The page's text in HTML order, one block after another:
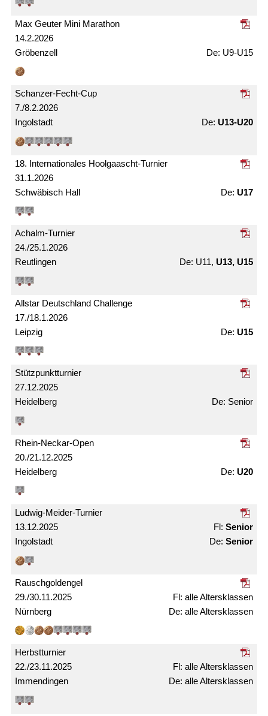
14.2.2026
Max Geuter Mini Marathon
Gröbenzell U9-U15
7./8.2.2026
Schanzer-Fecht-Cup
Ingolstadt U13-U20
31.1.2026
18. Internationales Hoolgaascht-Turnier
Schwäbisch Hall U17
24./25.1.2026
Achalm-Turnier
Reutlingen U11, U13, U15
17./18.1.2026
Allstar Deutschland Challenge
Leipzig U15
27.12.2025
Stützpunkt­turnier
Heidelberg Senior
20./21.12.2025
Rhein-Neckar-Open
Heidelberg U20
13.12.2025
Ludwig-Meider-Turnier
Ingolstadt
Senior
Senior
29./30.11.2025
Rausch­gold­engel
Nürnberg
alle Alters­klassen
alle Alters­­klassen
22./23.11.2025
Herbst­turnier
Immendingen
alle Alters­klassen
alle Alters­klassen